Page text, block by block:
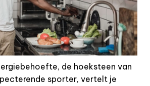
de hoeksteen van
sporter, vertelt je